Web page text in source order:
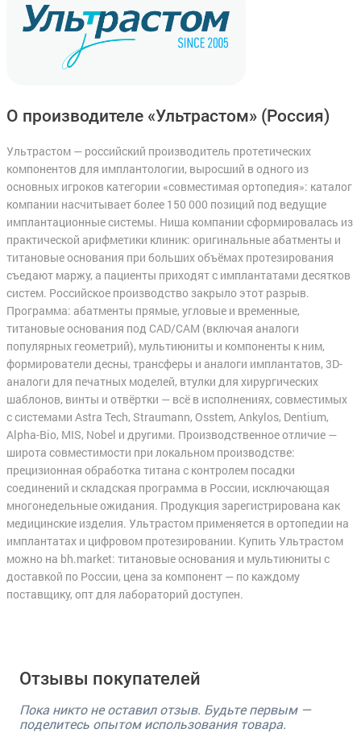
О производителе «Ультрастом» (Россия)
Ультрастом — российский производитель протетических
компонентов для имплантологии, выросший в одного из
основных игроков категории «совместимая ортопедия»: каталог
компании насчитывает более 150 000 позиций под ведущие
имплантационные системы. Ниша компании сформировалась из
практической арифметики клиник: оригинальные абатменты и
титановые основания при больших объёмах протезирования
съедают маржу, а пациенты приходят с имплантатами десятков
систем. Российское производство закрыло этот разрыв.
Программа: абатменты прямые, угловые и временные,
титановые основания под CAD/CAM (включая аналоги
популярных геометрий), мультиюниты и компоненты к ним,
формирователи десны, трансферы и аналоги имплантатов, 3D-
аналоги для печатных моделей, втулки для хирургических
шаблонов, винты и отвёртки — всё в исполнениях, совместимых
с системами Astra Tech, Straumann, Osstem, Ankylos, Dentium,
Alpha-Bio, MIS, Nobel и другими. Производственное отличие —
широта совместимости при локальном производстве:
прецизионная обработка титана с контролем посадки
соединений и складская программа в России, исключающая
многонедельные ожидания. Продукция зарегистрирована как
медицинские изделия. Ультрастом применяется в ортопедии на
имплантатах и цифровом протезировании. Купить Ультрастом
можно на bh.market: титановые основания и мультиюниты с
доставкой по России, цена за компонент — по каждому
поставщику, опт для лабораторий доступен.
Отзывы покупателей
Пока никто не оставил отзыв. Будьте первым —
поделитесь опытом использования товара.